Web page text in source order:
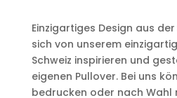
Einzigartiges Design aus der
sich von unserem
Schweiz inspirieren und
eigenen Pullover. Bei uns
bedrucken oder nach Wahl